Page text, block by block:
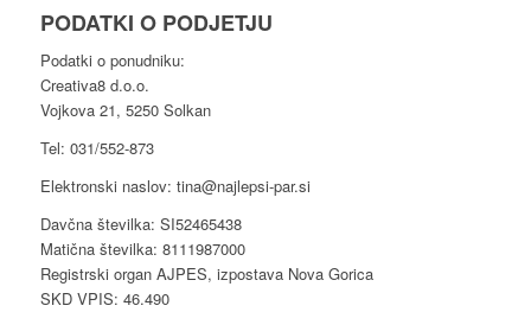
PODATKI O PODJETJU
Podatki o ponudniku:
Creativa8 d.o.o.
Vojkova 21, 5250 Solkan
Tel: 031/552-873
Elektronski naslov: tina@najlepsi-par.si
Davčna številka: SI52465438
Matična številka: 8111987000
Registrski organ AJPES, izpostava Nova Gorica
SKD VPIS: 46.490